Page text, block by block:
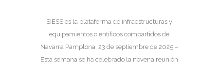
SIESS es la plataforma de infraestructuras y
equipamientos científicos compartidos de
Navarra Pamplona, 23 de septiembre de 2025 –
Esta semana se ha celebrado la novena reunión